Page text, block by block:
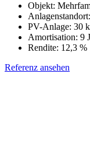
Objekt:
PV-Anlage: 30
Amortisation: 9
Rendite: 12,3 %
Referenz ansehen